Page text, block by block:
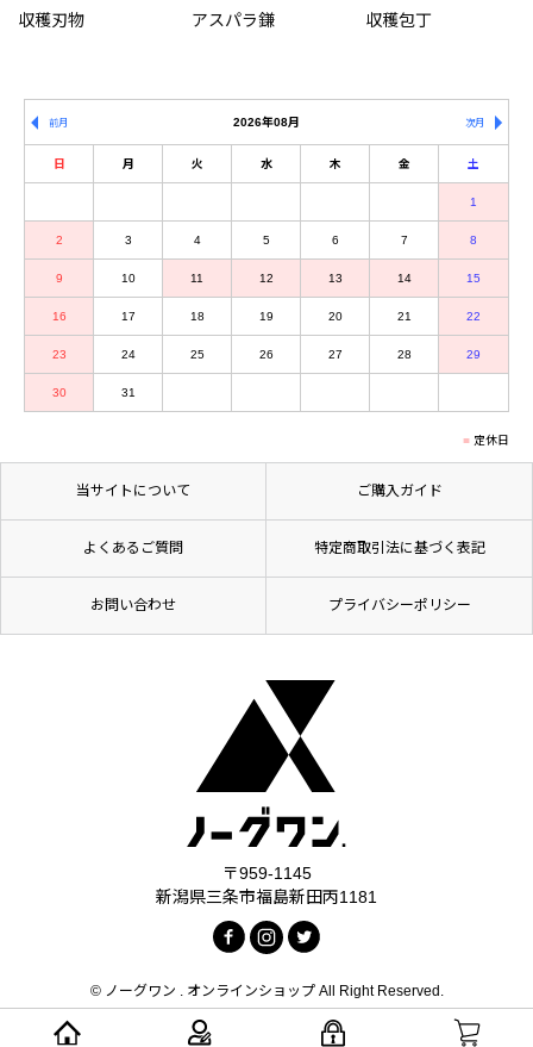
収穫刃物 アスパラ鎌 収穫包丁
2026年08月
前月 次月
日 月 火 水 木 金 土
1
2 3 4 5 6 7 8
9 10 11 12 13 14 15
16 17 18 19 20 21 22
23 24 25 26 27 28 29
30 31
定休日
当サイトについて ご購入ガイド
よくあるご質問 特定商取引法に基づく表記
お問い合わせ プライバシーポリシー
〒959-1145
新潟県三条市福島新田丙1181
© ノーグワン . オンラインショップ All Right Reserved.